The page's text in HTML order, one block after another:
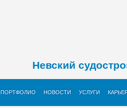
Невский
ПОРТФОЛИО НОВОСТИ УСЛУГИ